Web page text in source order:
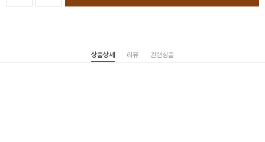
상품상세 리뷰 관련상품